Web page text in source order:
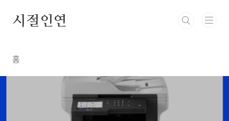
시절인연
홈